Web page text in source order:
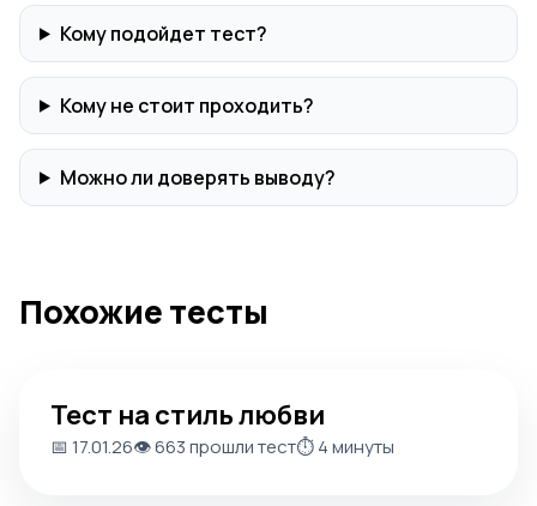
Кому подойдет тест?
Кому не стоит проходить?
Можно ли доверять выводу?
Похожие тесты
Тест на стиль любви
📅 17.01.26👁️ 663 прошли тест⏱️ 4 минуты